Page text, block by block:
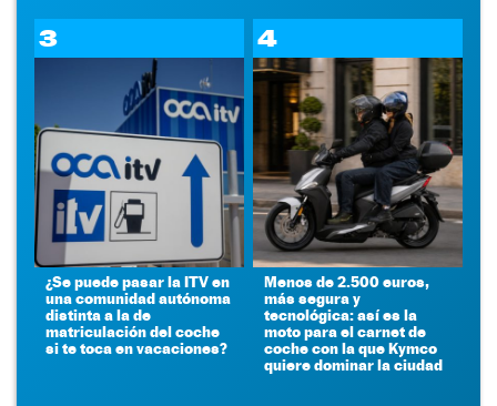
3
¿Se puede pasar la ITV en
una comunidad autónoma
distinta a la de
matriculación del coche
si te toca en vacaciones?
4
Menos de 2.500 euros,
más segura y
tecnológica: así es la
moto para el carnet de
coche con la que Kymco
quiere dominar la ciudad